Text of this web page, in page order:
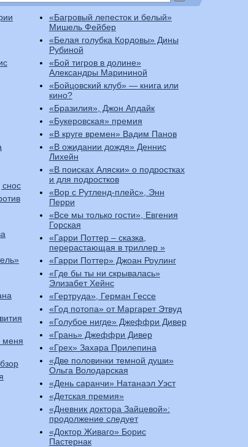
меня
«Багровый лепесток и белый»
Мишель Фейбер
«Белая голубка Кордовы» Дины
Рубиной
«Бой тигров в долине»
Александры Марининой
«Бойцовский клуб» — книга или
кино?
«Бразилия», Джон Апдайк
«Букеровская» премия
«В круге времен» Вадим Панов
«В ожидании дождя» Деннис
Лихейн
«В поисках Аляски» о подростках
и для подростков
«Вор с Рутленд-плейс», Энн
Перри
«Все мы только гости», Евгения
Горская
«Гарри Поттер – сказка,
перерастающая в триллер »
«Гарри Поттер» Джоан Роулинг
«Где бы ты ни скрывалась»
Элизабет Хейнс
«Гертруда», Герман Гессе
«Год потопа» от Маргарет Этвуд
«Голубое нигде» Джеффри Дивер
«Грань» Джеффри Дивер
«Грех» Захара Прилепина
«Две половинки темной души»
Ольга Володарская
«День саранчи» Натанаэл Уэст
«Детская премия»
«Дневник доктора Зайцевой»:
продолжение следует
«Доктор Живаго» Борис
Пастернак